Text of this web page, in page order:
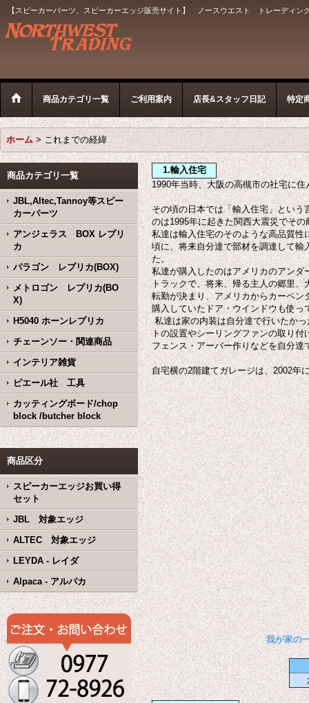
【スピーカーパーツ、スピーカーエッジ販売サイト】 ノースウエスト トレーディン
商品カテゴリ一覧 ご利用案内 店長&スタッフ日記 特定
ホーム > これまでの経緯
商品カテゴリ一覧
JBL,Altec,Tannoy等スピー
カーパーツ
アンジェラス BOX レプリ
カ
パラゴン レプリカ(BOX)
メトロゴン レプリカ(BO
X)
H5040 ホーンレプリカ
チェーンソー・関連商品
インテリア雑貨
ピエール社 工具
カッティングボード/chop
block /butcher block
商品区分
スピーカーエッジお買い得
セット
JBL 対象エッジ
ALTEC 対象エッジ
LEYDA - レイダ
Alpaca - アルパカ
1.輸入住宅
1990年当時、大阪の高槻市の社宅に
その頃の日本では「輸入住宅」とい
のは1995年に起きた関西大震災でそ
私達は輸入住宅のそのような高品質
頃に、将来自分達で部材を調達して
た。
私達が購入したのはアメリカのアン
トラックで、将来、帰る主人の郷里
転勤が決まり、アメリカからカーペ
購入していたドア・ウインドウも使
私達は家の内装は自分達で行いたか
トの設置やシーリングファンの取り
フェンス・アーバー作りなどを自分
自宅横の2階建てガレージは、2002年
我が家の